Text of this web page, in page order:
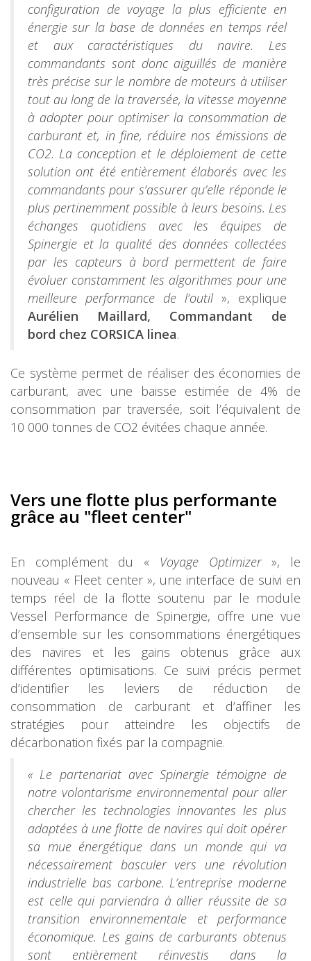
configuration de voyage la plus efficiente en
énergie sur la base de données en temps réel
et aux caractéristiques du navire. Les
commandants sont donc aiguillés de manière
très précise sur le nombre de moteurs à utiliser
tout au long de la traversée, la vitesse moyenne
à adopter pour optimiser la consommation de
carburant et, in fine, réduire nos émissions de
CO2. La conception et le déploiement de cette
solution ont été entièrement élaborés avec les
commandants pour s’assurer qu’elle réponde le
plus pertinemment possible à leurs besoins. Les
échanges quotidiens avec les équipes de
Spinergie et la qualité des données collectées
par les capteurs à bord permettent de faire
évoluer constamment les algorithmes pour une
meilleure performance de l’outil», explique
Aurélien Maillard, Commandant de
bord chez CORSICA linea.
Ce système permet de réaliser des économies de
carburant, avec une baisse estimée de 4% de
consommation par traversée, soit l’équivalent de
10 000 tonnes de CO2 évitées chaque année.
Vers une flotte plus performante
grâce au "fleet center"
En complément du « Voyage Optimizer», le
nouveau « Fleet center », une interface de suivi en
temps réel de la flotte soutenu par le module
Vessel Performance de Spinergie, offre une vue
d’ensemble sur les consommations énergétiques
des navires et les gains obtenus grâce aux
différentes optimisations. Ce suivi précis permet
d’identifier les leviers de réduction de
consommation de carburant et d’affiner les
stratégies pour atteindre les objectifs de
décarbonation fixés par la compagnie.
« Le partenariat avec Spinergie témoigne de
notre volontarisme environnemental pour aller
chercher les technologies innovantes les plus
adaptées à une flotte de navires qui doit opérer
sa mue énergétique dans un monde qui va
nécessairement basculer vers une révolution
industrielle bas carbone. L’entreprise moderne
est celle qui parviendra à allier réussite de sa
transition environnementale et performance
économique. Les gains de carburants obtenus
sont entièrement réinvestis dans la